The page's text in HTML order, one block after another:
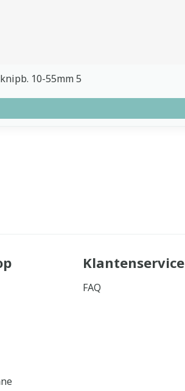
10-55mm 5
Klantenservice
FAQ